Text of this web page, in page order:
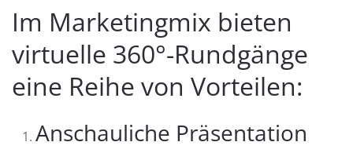
Im Marketingmix bieten
virtuelle 360°-Rundgänge
eine Reihe von Vorteilen:
Anschauliche Präsentation